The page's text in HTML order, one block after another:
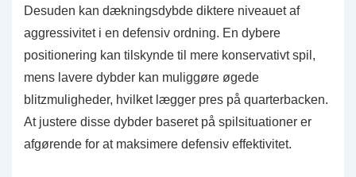
Desuden kan dækningsdybde diktere niveauet af
aggressivitet i en defensiv ordning. En dybere
positionering kan tilskynde til mere konservativt spil,
mens lavere dybder kan muliggøre øgede
blitzmuligheder, hvilket lægger pres på quarterbacken.
At justere disse dybder baseret på spilsituationer er
afgørende for at maksimere defensiv effektivitet.